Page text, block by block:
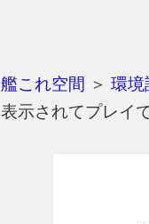
艦これ空間 ＞環境
表示されてプレイ